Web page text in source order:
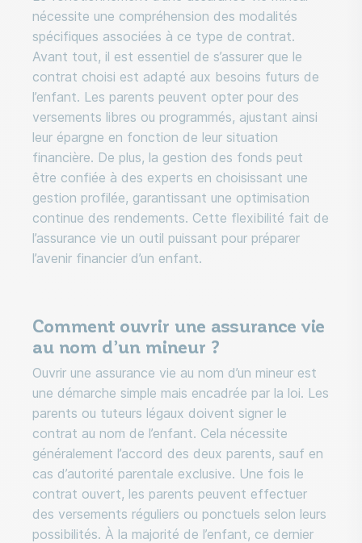
nécessite une compréhension des modalités
spécifiques associées à ce type de contrat.
Avant tout, il est essentiel de s’assurer que le
contrat choisi est adapté aux besoins futurs de
l’enfant. Les parents peuvent opter pour des
versements libres ou programmés, ajustant ainsi
leur épargne en fonction de leur situation
financière. De plus, la gestion des fonds peut
être confiée à des experts en choisissant une
gestion profilée, garantissant une optimisation
continue des rendements. Cette flexibilité fait de
l’assurance vie un outil puissant pour préparer
l’avenir financier d’un enfant.
Comment ouvrir une assurance vie
au nom d’un mineur ?
Ouvrir une assurance vie au nom d’un mineur est
une démarche simple mais encadrée par la loi. Les
parents ou tuteurs légaux doivent signer le
contrat au nom de l’enfant. Cela nécessite
généralement l’accord des deux parents, sauf en
cas d’autorité parentale exclusive. Une fois le
contrat ouvert, les parents peuvent effectuer
des versements réguliers ou ponctuels selon leurs
possibilités. À la majorité de l’enfant, ce dernier